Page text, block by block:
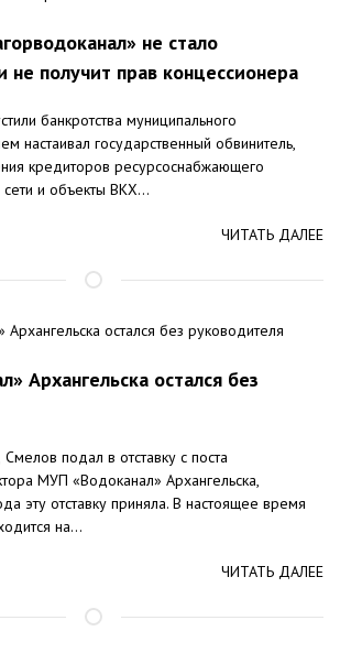
не стало
не получит прав концессионера
банкротства муниципального
настаивал государственный обвинитель,
кредиторов ресурсоснабжающего
и объекты ВКХ...
ЧИТАТЬ ДАЛЕЕ
Архангельска остался без
подал в отставку с поста
МУП «Водоканал» Архангельска,
эту отставку приняла. В настоящее время
на...
ЧИТАТЬ ДАЛЕЕ